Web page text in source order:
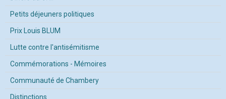
Petits déjeuners politiques
Prix Louis BLUM
Lutte contre l'antisémitisme
Commémorations - Mémoires
Communauté de Chambery
Distinctions